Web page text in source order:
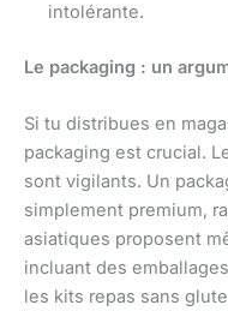
intolérante.
Le packaging : un
Si tu distribues en
packaging est crucial.
sont vigilants. Un
simplement premium,
asiatiques proposent
incluant des
les kits repas sans